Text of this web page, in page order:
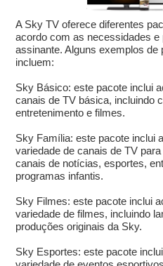
A Sky TV oferece diferentes
acordo com as necessidades
assinante. Alguns exemplos
incluem:
Sky Básico: este pacote inclui
canais de TV básica, incluindo
entretenimento e filmes.
Sky Família: este pacote inclui
variedade de canais de TV
canais de notícias, esportes,
programas infantis.
Sky Filmes: este pacote inclui
variedade de filmes, incluindo
produções originais da Sky.
Sky Esportes: este pacote